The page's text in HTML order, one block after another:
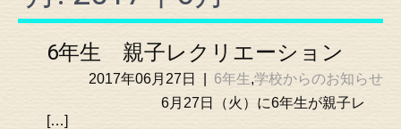
6年生 親子レクリエーション
2017年06月27日 6年生,学校からのお知らせ
6月27日（火）に6年生が親子レ
[…]